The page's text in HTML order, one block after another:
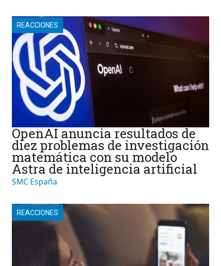
REACCIONES
OpenAI anuncia resultados de
diez problemas de investigación
matemática con su modelo
Astra de inteligencia artificial
SMC España
REACCIONES